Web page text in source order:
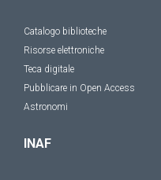
Catalogo biblioteche
Risorse elettroniche
Teca digitale
Pubblicare in Open Access
Astronomi
INAF